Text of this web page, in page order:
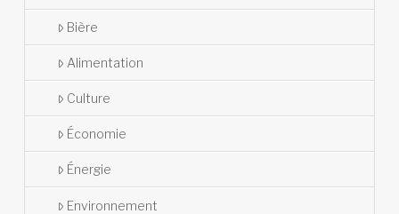
Bière
Alimentation
Culture
Économie
Énergie
Environnement